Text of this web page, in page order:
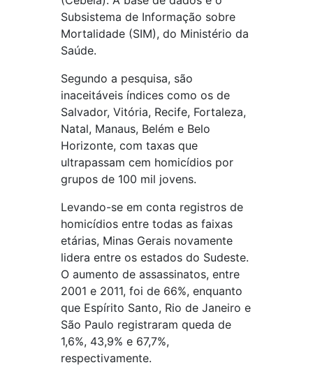
Subsistema de Informação sobre
Mortalidade (SIM), do Ministério da
Saúde.
Segundo a pesquisa, são
inaceitáveis índices como os de
Salvador, Vitória, Recife, Fortaleza,
Natal, Manaus, Belém e Belo
Horizonte, com taxas que
ultrapassam cem homicídios por
grupos de 100 mil jovens.
Levando-se em conta registros de
homicídios entre todas as faixas
etárias, Minas Gerais novamente
lidera entre os estados do Sudeste.
O aumento de assassinatos, entre
2001 e 2011, foi de 66%, enquanto
que Espírito Santo, Rio de Janeiro e
São Paulo registraram queda de
1,6%, 43,9% e 67,7%,
respectivamente.